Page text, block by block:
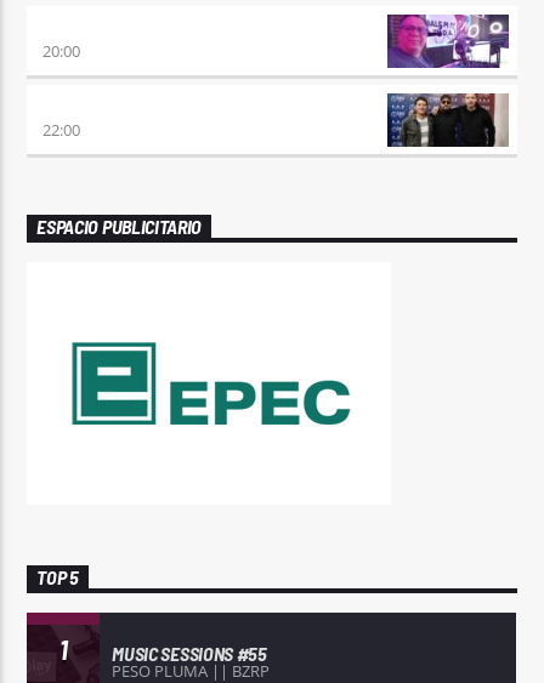
20:00
22:00
ESPACIO PUBLICITARIO
TOP 5
1 MUSIC SESSIONS #55
PESO PLUMA || BZRP